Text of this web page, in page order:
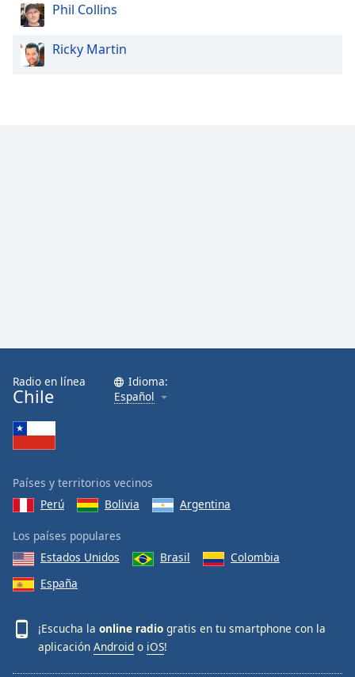
Phil Collins
Ricky Martin
Radio en línea
Chile
Idioma:
Español
Países y territorios vecinos
Perú
Bolivia Argentina
Los países populares
Estados Unidos
Brasil
Colombia
España
¡Escucha la online radio gratis en tu smartphone con la
aplicación Android o iOS!